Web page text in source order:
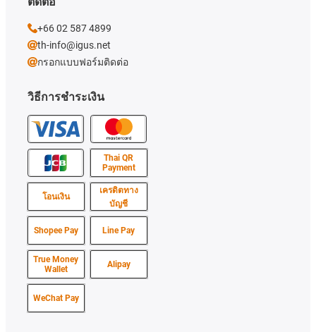
วิธีการชำระเงิน
Thai QR
Payment
โอนเงิน
เครดิตทาง
บัญชี
Shopee Pay Line Pay
True Money
Wallet
Alipay
WeChat Pay
+66 02 587 4899
th-info@igus.net
กรอกแบบฟอร์มติดต่อ